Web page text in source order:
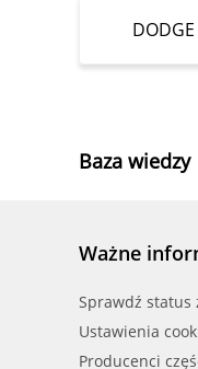
Baza wiedzy
Ważne
Sprawdź status
Ustawienia
Producenci